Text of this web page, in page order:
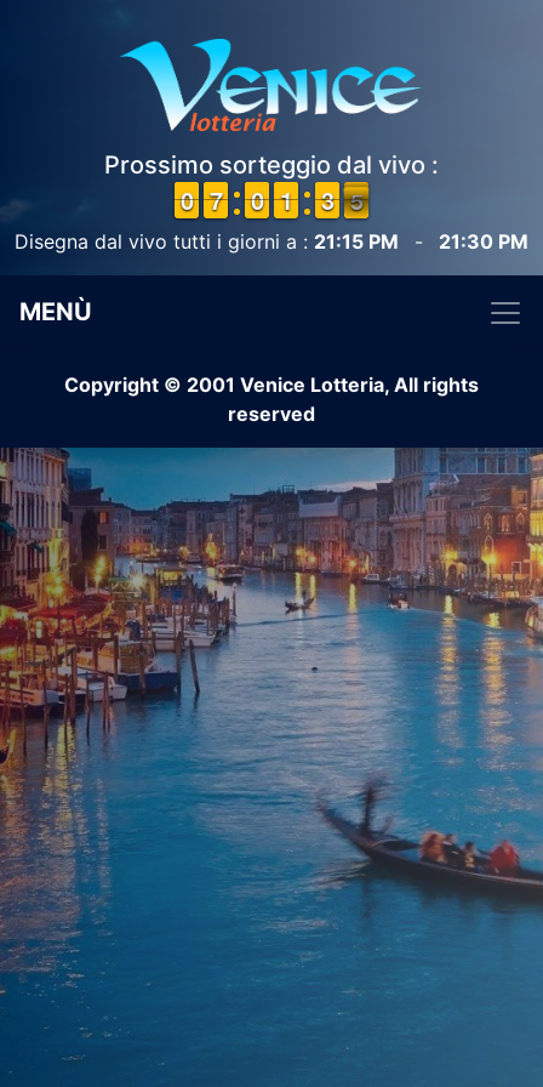
Prossimo sorteggio dal vivo :
9
9
0
0 6
6
7
7 9
9
0
0 1
1
1
1 2
2
3
3 5
4
4
Disegna dal vivo tutti i giorni a : 21:15 PM - 21:30 PM
MENÙ
Copyright © 2001 Venice Lotteria, All rights
reserved